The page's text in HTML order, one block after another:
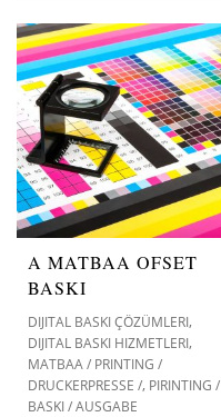
A MATBAA OFSET
BASKI
DIJITAL BASKI ÇÖZÜMLERI,
DIJITAL BASKI HIZMETLERI,
MATBAA / PRINTING /
DRUCKERPRESSE /, PIRINTING /
BASKI / AUSGABE